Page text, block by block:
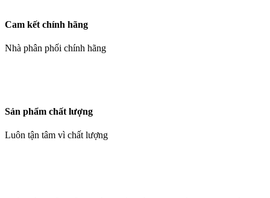
Cam kết chính hãng
Nhà phân phối chính hãng
Sản phẩm chất lượng
Luôn tận tâm vì chất lượng